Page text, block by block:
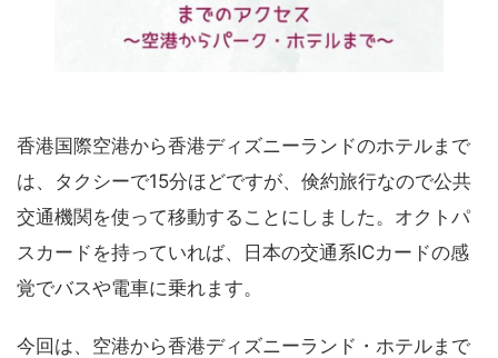
香港国際空港から香港ディズニーランドのホテルまで
は、タクシーで15分ほどですが、倹約旅行なので公共
交通機関を使って移動することにしました。オクトパ
スカードを持っていれば、日本の交通系ICカードの感
覚でバスや電車に乗れます。
今回は、空港から香港ディズニーランド・ホテルまで